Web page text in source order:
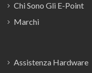
Chi Sono Gli E-Point
Marchi
Assistenza Hardware